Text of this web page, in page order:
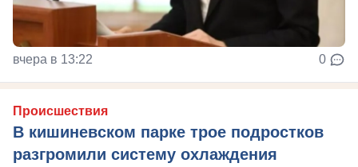
вчера в 13:22 0
Происшествия
В кишиневском парке трое подростков
разгромили систему охлаждения